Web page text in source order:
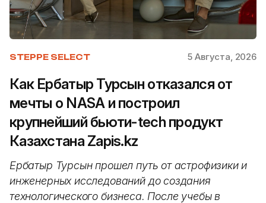
STEPPE SELECT 5 Августа, 2026
Как Ербатыр Турсын отказался от
мечты о NASA и построил
крупнейший бьюти-tech продукт
Казахстана Zapis.kz
Ербатыр Турсын прошел путь от астрофизики и
инженерных исследований до создания
технологического бизнеса. После учебы в